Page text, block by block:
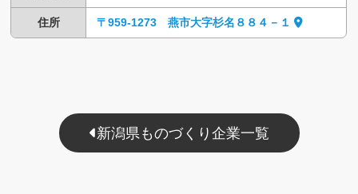
住所 〒959-1273 燕市大字杉名８８４－１
新潟県ものづくり企業一覧